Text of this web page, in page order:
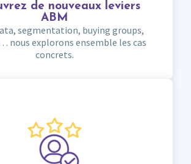
de nouveaux leviers
ABM
segmentation, buying groups,
nous explorons ensemble les cas
concrets.